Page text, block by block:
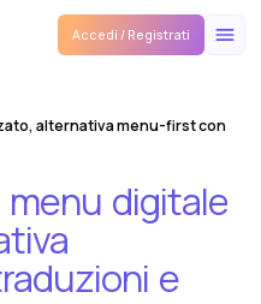
Accedi / Registrati
alternativa menu-first con
menu digitale
e